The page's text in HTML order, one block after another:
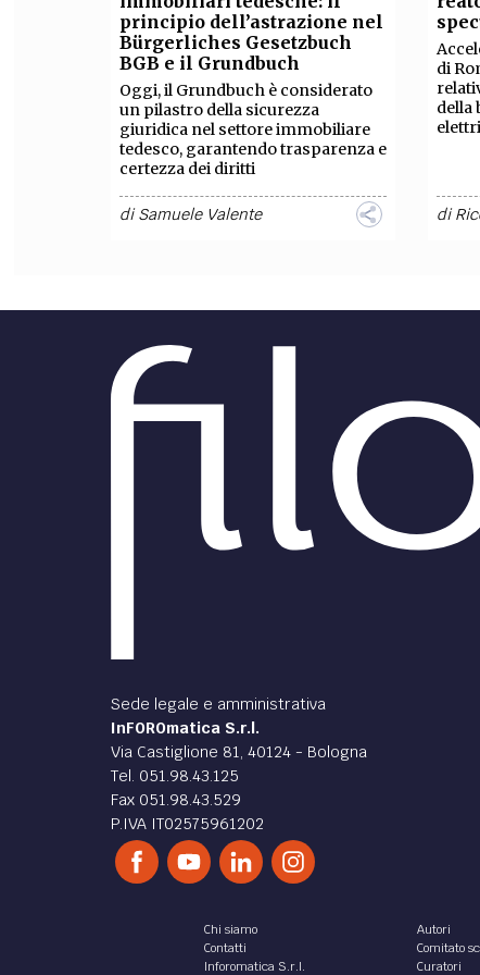
FILODIRITTO
principio dell’astrazione nel
Bürgerliches Gesetzbuch
BGB e il Grundbuch
Oggi, il Grundbuch è considerato
un pilastro della sicurezza
giuridica nel settore immobiliare
tedesco, garantendo trasparenza e
certezza dei diritti
diSamuele Valente
di
della
di
Sede legale e amministrativa
InFOROmatica S.r.l.
Via Castiglione 81, 40124 - Bologna
Tel. 051.98.43.125
Fax 051.98.43.529
P.IVA IT02575961202
Chi siamo
Contatti
Inforomatica S.r.l.
Autori
Comitato
Curatori